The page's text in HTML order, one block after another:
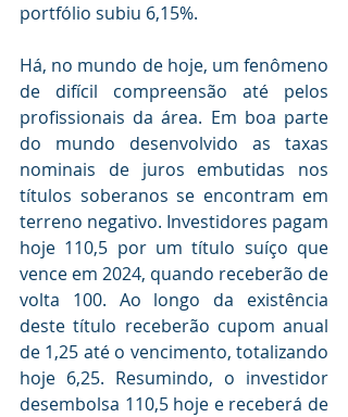
portfólio subiu 6,15%.
Há, no mundo de hoje, um fenômeno
de difícil compreensão até pelos
profissionais da área. Em boa parte
do mundo desenvolvido as taxas
nominais de juros embutidas nos
títulos soberanos se encontram em
terreno negativo. Investidores pagam
hoje 110,5 por um título suíço que
vence em 2024, quando receberão de
volta 100. Ao longo da existência
deste título receberão cupom anual
de 1,25 até o vencimento, totalizando
hoje 6,25. Resumindo, o investidor
desembolsa 110,5 hoje e receberá de